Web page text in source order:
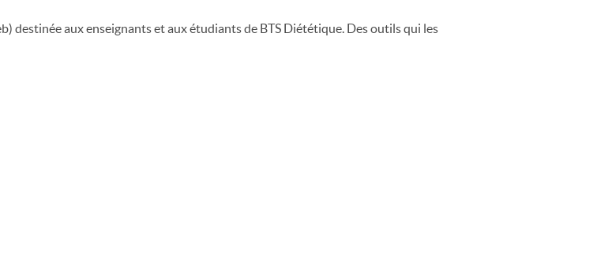
destinée aux enseignants et aux étudiants de BTS Diététique. Des outils qui les